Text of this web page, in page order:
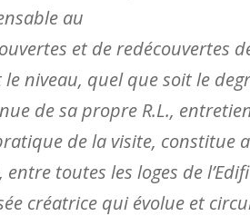
au
et de redécouvertes
niveau, quel que soit le
de sa propre R.L.,
de la visite, constitue
toutes les loges de
créatrice qui évolue et